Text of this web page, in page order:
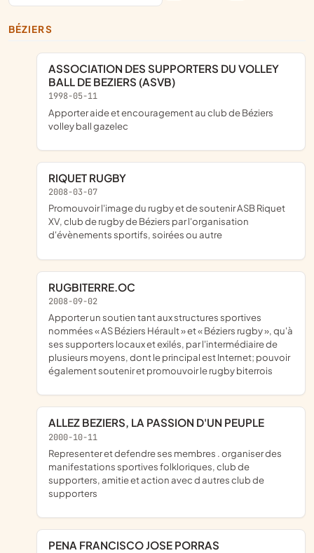
BÉZIERS
ASSOCIATION DES SUPPORTERS DU VOLLEY
BALL DE BEZIERS (ASVB)
1998-05-11
Apporter aide et encouragement au club de Béziers
volley ball gazelec
RIQUET RUGBY
2008-03-07
promouvoir l'image du rugby et de soutenir ASB Riquet
XV, club de rugby de Béziers par l'organisation
d'évènements sportifs, soirées ou autre
RUGBITERRE.OC
2008-09-02
apporter un soutien tant aux structures sportives
nommées « AS Béziers Hérault » et « Béziers rugby », qu'à
ses supporters locaux et exilés, par l'intermédiaire de
plusieurs moyens, dont le principal est Internet; pouvoir
également soutenir et promouvoir le rugby biterrois
ALLEZ BEZIERS, LA PASSION D'UN PEUPLE
2000-10-11
Representer et defendre ses membres . organiser des
manifestations sportives folkloriques, club de
supporters, amitie et action avec d autres club de
supporters
PENA FRANCISCO JOSE PORRAS